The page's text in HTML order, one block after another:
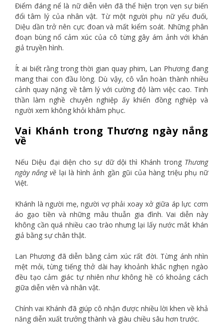
Điểm đáng nể là nữ diễn viên đã thể hiện trọn vẹn sự biến
đổi tâm lý của nhân vật. Từ một người phụ nữ yếu đuối,
Diệu dần trở nên cực đoan và mất kiểm soát. Những phân
đoạn bùng nổ cảm xúc của cô từng gây ám ảnh với khán
giả truyền hình.
Ít ai biết rằng trong thời gian quay phim, Lan Phương đang
mang thai con đầu lòng. Dù vậy, cô vẫn hoàn thành nhiều
cảnh quay nặng về tâm lý với cường độ làm việc cao. Tinh
thần làm nghề chuyên nghiệp ấy khiến đồng nghiệp và
người xem không khỏi khâm phục.
Vai Khánh trong Thương ngày nắng
về
Nếu Diệu đại diện cho sự dữ dội thì Khánh trong Thương
ngày nắng về lại là hình ảnh gần gũi của hàng triệu phụ nữ
Việt.
Khánh là người mẹ, người vợ phải xoay xở giữa áp lực cơm
áo gạo tiền và những mâu thuẫn gia đình. Vai diễn này
không cần quá nhiều cao trào nhưng lại lấy nước mắt khán
giả bằng sự chân thật.
Lan Phương đã diễn bằng cảm xúc rất đời. Từng ánh nhìn
mệt mỏi, từng tiếng thở dài hay khoảnh khắc nghẹn ngào
đều tạo cảm giác tự nhiên như không hề có khoảng cách
giữa diễn viên và nhân vật.
Chính vai Khánh đã giúp cô nhận được nhiều lời khen về khả
năng diễn xuất trưởng thành và giàu chiều sâu hơn trước.